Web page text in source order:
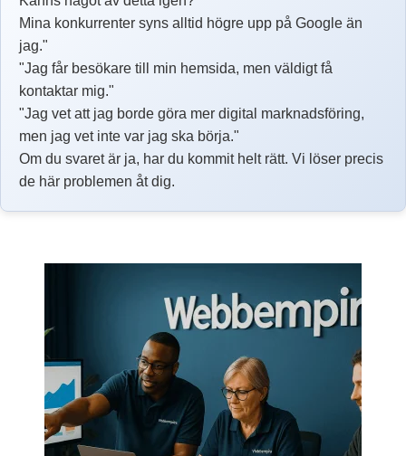
Mina konkurrenter syns alltid högre upp på Google än
jag."
"Jag får besökare till min hemsida, men väldigt få
kontaktar mig."
"Jag vet att jag borde göra mer digital marknadsföring,
men jag vet inte var jag ska börja."
Om du svaret är ja, har du kommit helt rätt. Vi löser precis
de här problemen åt dig.